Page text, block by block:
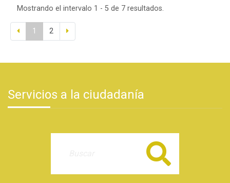
Mostrando el intervalo 1 - 5 de 7 resultados.
1 2
Servicios a la ciudadanía
Buscar